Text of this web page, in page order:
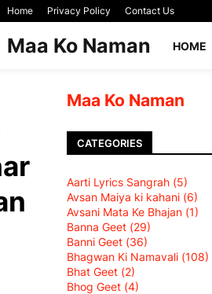
Home Privacy Policy Contact Us
Maa Ko Naman HOME
Maa Ko Naman
CATEGORIES
Aarti Lyrics Sangrah (5)
Avsan Maiya ki kahani (6)
Avsani Mata Ke Bhajan (1)
Banna Geet (29)
Banni Geet (36)
Bhagwan Ki Namavali (108)
Bhat Geet (2)
Bhog Geet (4)